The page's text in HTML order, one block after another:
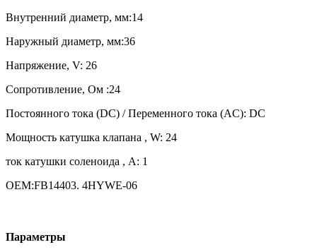
Внутренний диаметр, мм:14
Наружный диаметр, мм:36
Напряжение, V: 26
Сопротивление, Ом :24
Постоянного тока (DC) / Переменного тока (AC): DC
Мощность катушка клапана , W: 24
ток катушки соленоида , A: 1
OEM:FB14403. 4HYWE-06
Параметры